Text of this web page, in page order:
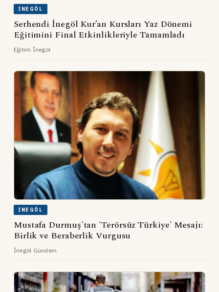
İNEGÖL
Serhendi İnegöl Kur’an Kursları Yaz Dönemi
Eğitimini Final Etkinlikleriyle Tamamladı
Eğitim İnegöl
İNEGÖL
Mustafa Durmuş'tan 'Terörsüz Türkiye' Mesajı:
Birlik ve Beraberlik Vurgusu
İnegöl Gündem